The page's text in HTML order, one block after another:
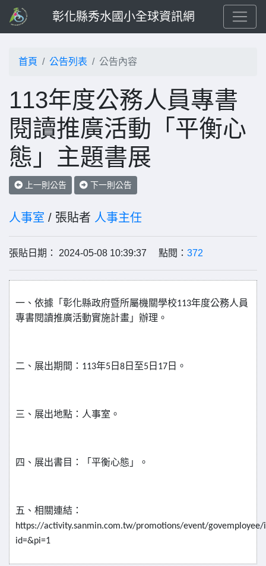
彰化縣秀水國小全球資訊網
首頁 公告列表 公告內容
113年度公務人員專書
閱讀推廣活動「平衡心
態」主題書展
上一則公告 下一則公告
人事室 / 張貼者 人事主任
張貼日期： 2024-05-08 10:39:37 點閱： 372
一、依據「彰化縣政府暨所屬機關學校113年度公務人員
專書閱讀推廣活動實施計畫」辦理。
二、展出期間： 113年5 日 8 日至5 日 17 日。
三、展出地點：人事室。
四、展出書目：「平衡心態」。
五、相關連結：
https://activity.sanmin.com.tw/promotions/event/govemployee/
id=&pi=1